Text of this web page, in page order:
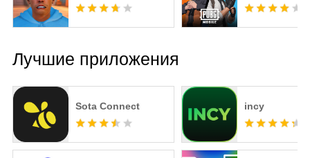
Лучшие приложения
Sota Connect incy